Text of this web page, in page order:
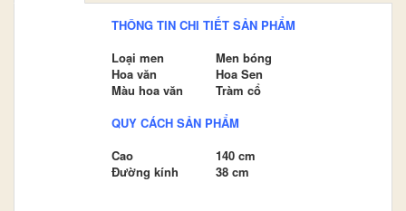
THÔNG TIN CHI TIẾT SẢN PHẨM
Loại men
Men bóng
Hoa văn
Hoa Sen
Màu hoa văn
Tràm cổ
QUY CÁCH SẢN PHẨM
Cao
140 cm
Đường kính
38 cm